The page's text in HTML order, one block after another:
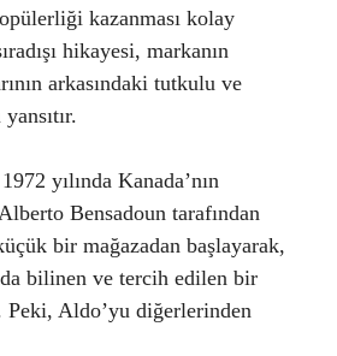
kazanması kolay
hikayesi, markanın
arkasındaki tutkulu ve
yılında Kanada’nın
Bensadoun tarafından
bir mağazadan başlayarak,
bilinen ve tercih edilen bir
Aldo’yu diğerlerinden